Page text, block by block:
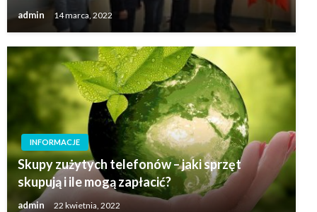
admin 14 marca, 2022
INFORMACJE
Skupy zużytych telefonów – jaki sprzęt
skupują i ile mogą zapłacić?
admin 22 kwietnia, 2022